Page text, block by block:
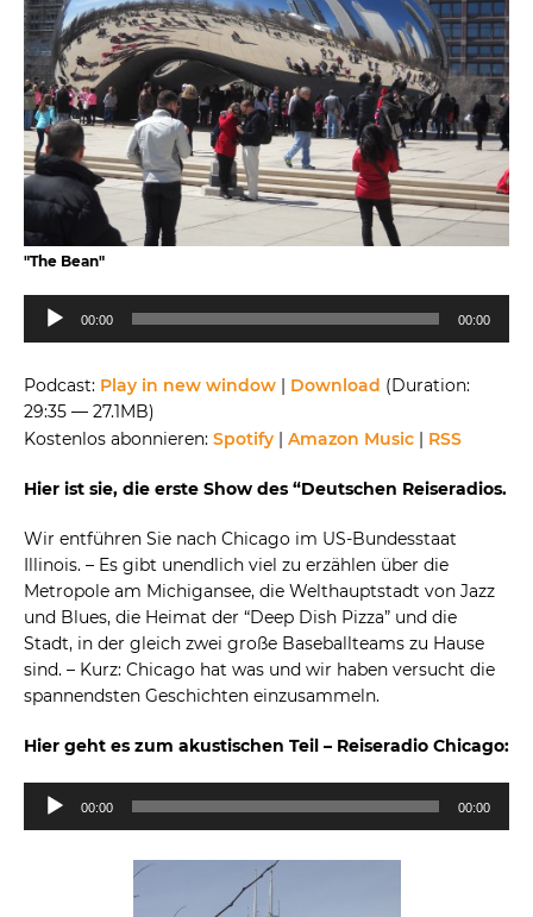
"The Bean"
Audio-
Player
00:00 00:00
Podcast: Play in new window Download (Duration:
29:35 — 27.1MB)
Kostenlos abonnieren: Spotify Amazon Music RSS
Hier ist sie, die erste Show des “Deutschen Reiseradios.
Wir entführen Sie nach Chicago im US-Bundesstaat
Illinois. – Es gibt unendlich viel zu erzählen über die
Metropole am Michigansee, die Welthauptstadt von Jazz
und Blues, die Heimat der “Deep Dish Pizza” und die
Stadt, in der gleich zwei große Baseballteams zu Hause
sind. – Kurz: Chicago hat was und wir haben versucht die
spannendsten Geschichten einzusammeln.
Hier geht es zum akustischen Teil – Reiseradio Chicago:
Audio-
Player
00:00 00:00